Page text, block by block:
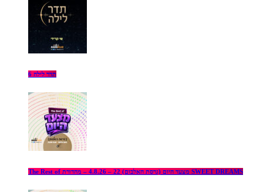
תדר לילה 6
The Rest of מצעד היום (גרסת האלבום) 22 – 4.8.26 – מהדורת SWEET DREAMS